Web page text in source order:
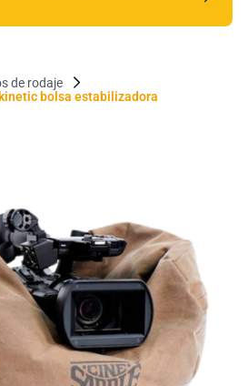
de rodaje
bolsa estabilizadora